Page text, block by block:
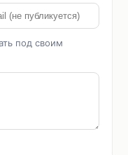
под своим